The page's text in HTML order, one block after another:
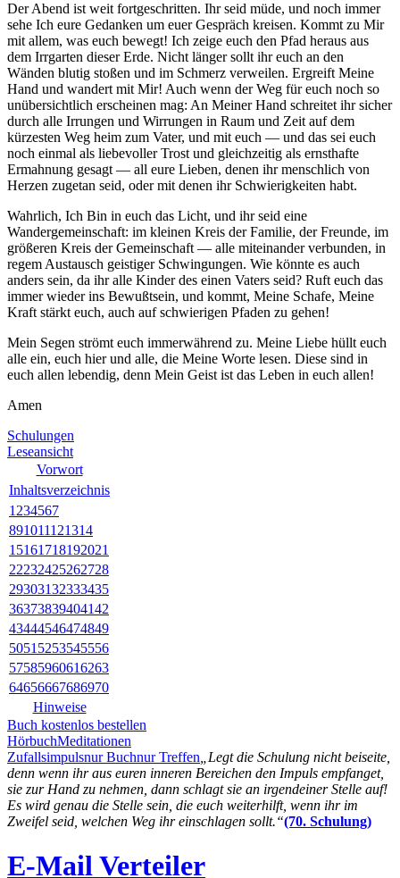
Der Abend ist weit fortgeschritten. Ihr seid müde, und noch immer
sehe Ich eure Gedanken um euer Gespräch kreisen. Kommt zu Mir
mit allem, was euch bewegt! Ich zeige euch den Pfad heraus aus
dem Irrgarten dieser Erde. Nicht länger sollt ihr euch an den
Wänden blutig stoßen und im Schmerz verweilen. Ergreift Meine
Hand und wandert mit Mir! Auch wenn der Weg für euch noch so
unübersichtlich erscheinen mag: An Meiner Hand schreitet ihr sicher
durch alle Irrungen und Wirrungen in Raum und Zeit auf dem
kürzesten Weg heim zum Vater, und mit euch — und das sei euch
noch einmal als liebevoller Trost und gleichzeitig als ernsthafte
Ermahnung gesagt — all eure Lieben, denen ihr menschlich von
Herzen zugetan seid, oder mit denen ihr Schwierigkeiten habt.
Wahrlich, Ich Bin in euch das Licht, und ihr seid eine
Wandergemeinschaft: im kleinen Kreis der Familie, der Freunde, im
größeren Kreis der Gemeinschaft — alle miteinander verbunden, in
regem Austausch geistiger Schwingungen. Wie könnte es auch
anders sein, da ihr alle Kinder des einen Vaters seid? Ruft euch das
immer wieder ins Bewußtsein, und kommt, Meine Schafe, Meine
Kraft stärkt euch, auch auf schwierigen Pfaden zu gehen!
Mein Segen strömt euch immerwährend zu. Meine Liebe hüllt euch
alle ein, euch hier und alle, die Meine Worte lesen. Diese sind in
euch allen lebendig, denn Mein Geist ist das Leben in euch allen!
Amen
Schulungen
Leseansicht
Vorwort
Inhaltsverzeichnis
1 234567
891011121314
15161718192021
22232425262728
29303132333435
36373839404142
43444546474849
5051 5253545556
57585960616263
64656667686970
Hinweise
Buch kostenlos bestellen
HörbuchMeditationen
Zufallsimpulsnur Buchnur Treffen „Legt die Schulung nicht beiseite,
denn wenn ihr aus euren inneren Bereichen den Impuls empfanget,
sie zur Hand zu nehmen, dann schlagt sie an irgendeiner Stelle auf!
Es wird genau die Stelle sein, die euch weiterhilft, wenn ihr im
Zweifel seid, welchen Weg ihr einschlagen sollt.“(70. Schulung)
E-Mail Verteiler